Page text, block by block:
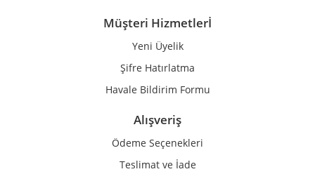
Gönder
Müşteri Hizmetlerİ
Yeni Üyelik
Şifre Hatırlatma
Havale Bildirim Formu
Alışveriş
Ödeme Seçenekleri
Teslimat ve İade